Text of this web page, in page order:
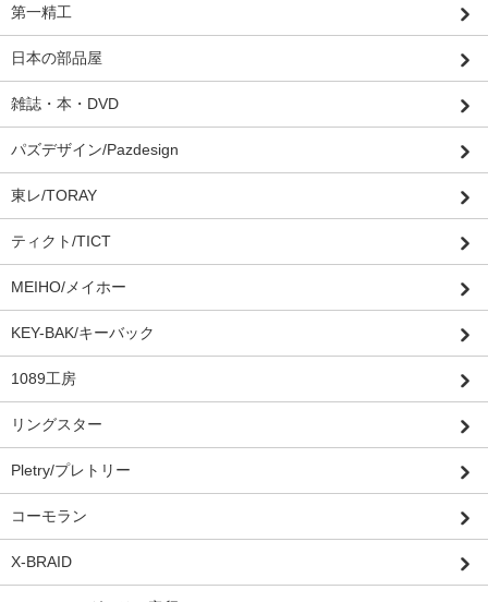
第一精工
日本の部品屋
雑誌・本・DVD
パズデザイン/Pazdesign
東レ/TORAY
ティクト/TICT
MEIHO/メイホー
KEY-BAK/キーバック
1089工房
リングスター
Pletry/プレトリー
コーモラン
X-BRAID